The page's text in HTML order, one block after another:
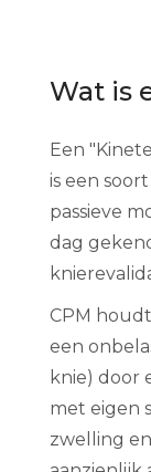
Wat is
Een
is een
passieve
dag
CPM
een
knie) door
met eigen
zwelling